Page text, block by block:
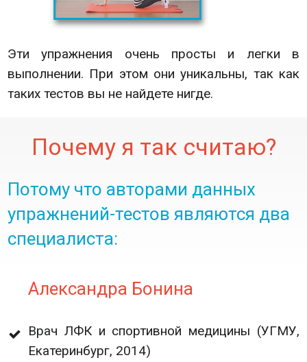
Эти упражнения очень просты и легки в
выполнении. При этом они уникальны, так как
таких тестов вы не найдете нигде.
Почему я так считаю?
Потому что авторами данных
упражнений-тестов являются два
специалиста:
Александра Бонина
Врач ЛФК и спортивной медицины (УГМУ,
Екатеринбург, 2014)